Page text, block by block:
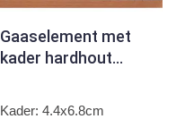
Gaaselement met
kader hardhout
Kader: 4.4x6.8cm